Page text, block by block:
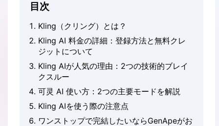
目次
Kling（クリング）とは？
Kling AI 料金の詳細：登録方法と無料クレ
ジットについて
Kling AIが人気の理由：2つの技術的ブレイ
クスルー
可灵 AI 使い方：2つの主要モードを解説
Kling AIを使う際の注意点
ワンストップで完結したいならGenApeがお